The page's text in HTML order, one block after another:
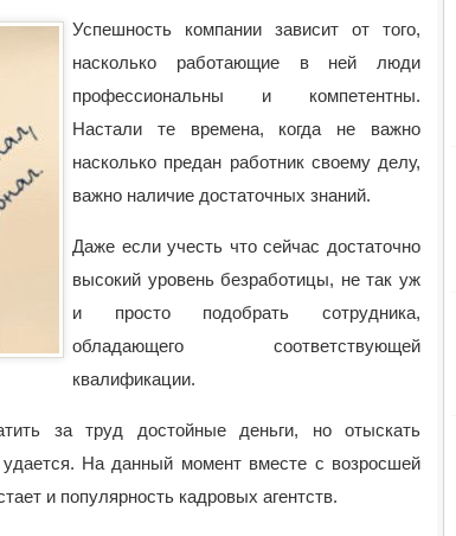
Успешность компании зависит от того,
насколько работающие в ней люди
профессиональны и компетентны.
Настали те времена, когда не важно
насколько предан работник своему делу,
важно наличие достаточных знаний.
Даже если учесть что сейчас достаточно
высокий уровень безработицы, не так уж
и просто подобрать сотрудника,
обладающего соответствующей
квалификации.
за труд достойные деньги, но отыскать
На данный момент вместе с возросшей
и популярность кадровых агентств.